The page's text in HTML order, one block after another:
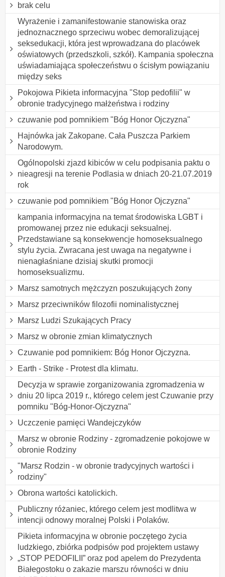
brak celu
Wyrażenie i zamanifestowanie stanowiska oraz
jednoznacznego sprzeciwu wobec demoralizującej
seksedukacji, która jest wprowadzana do placówek
oświatowych (przedszkoli, szkół). Kampania społeczna
uświadamiająca społeczeństwu o ścisłym powiązaniu
między seks
Pokojowa Pikieta informacyjna "Stop pedofilii" w
obronie tradycyjnego małżeństwa i rodziny
czuwanie pod pomnikiem "Bóg Honor Ojczyzna"
Hajnówka jak Zakopane. Cała Puszcza Parkiem
Narodowym.
Ogólnopolski zjazd kibiców w celu podpisania paktu o
nieagresji na terenie Podlasia w dniach 20-21.07.2019
rok
czuwanie pod pomnikiem "Bóg Honor Ojczyzna"
kampania informacyjna na temat środowiska LGBT i
promowanej przez nie edukacji seksualnej.
Przedstawiane są konsekwencje homoseksualnego
stylu życia. Zwracana jest uwaga na negatywne i
nienagłaśniane dzisiaj skutki promocji
homoseksualizmu.
Marsz samotnych mężczyzn poszukujących żony
Marsz przeciwników filozofii nominalistycznej
Marsz Ludzi Szukających Pracy
Marsz w obronie zmian klimatycznych
Czuwanie pod pomnikiem: Bóg Honor Ojczyzna.
Earth - Strike - Protest dla klimatu.
Decyzja w sprawie zorganizowania zgromadzenia w
dniu 20 lipca 2019 r., którego celem jest Czuwanie przy
pomniku "Bóg-Honor-Ojczyzna"
Uczczenie pamięci Wandejczyków
Marsz w obronie Rodziny - zgromadzenie pokojowe w
obronie Rodziny
"Marsz Rodzin - w obronie tradycyjnych wartości i
rodziny"
Obrona wartości katolickich.
Publiczny różaniec, którego celem jest modlitwa w
intencji odnowy moralnej Polski i Polaków.
Pikieta informacyjna w obronie poczętego życia
ludzkiego, zbiórka podpisów pod projektem ustawy
„STOP PEDOFILII” oraz pod apelem do Prezydenta
Białegostoku o zakazie marszu równości w dniu